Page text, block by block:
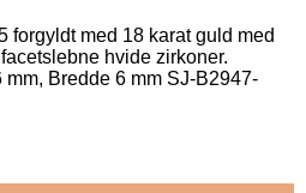
forgyldt med 18 karat guld med
hvide zirkoner.
Bredde 6 mm SJ-B2947-